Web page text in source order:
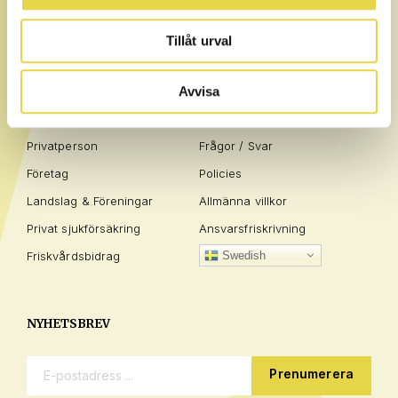
Tillåt urval
Avvisa
AFFÄRSOMRÅDEN
Privatperson
Företag
Landslag & Föreningar
Privat sjukförsäkring
Friskvårdsbidrag
INFO
Frågor / Svar
Policies
Allmänna villkor
Ansvarsfriskrivning
Swedish
NYHETSBREV
E-postadress: